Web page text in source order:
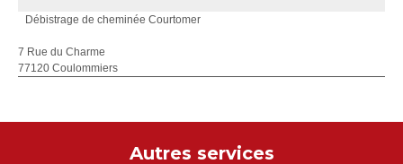
Débistrage de cheminée Courtomer
7 Rue du Charme
77120 Coulommiers
Autres services